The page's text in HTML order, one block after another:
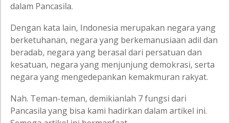
dalam Pancasila.
Dengan kata lain, Indonesia merupakan negara yang
berketuhanan, negara yang berkemanusiaan adil dan
beradab, negara yang berasal dari persatuan dan
kesatuan, negara yang menjunjung demokrasi, serta
negara yang mengedepankan kemakmuran rakyat.
Nah. Teman-teman, demikianlah 7 fungsi dari
Pancasila yang bisa kami hadirkan dalam artikel ini.